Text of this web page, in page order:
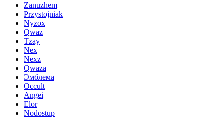
Zanuzhem
Przystojniak
Nyzox
Qwaz
Tzay
Nex
Nexz
Qwaza
Эмблема
Occult
Angei
Elor
Nodostup